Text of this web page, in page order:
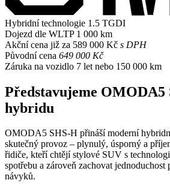
Hybridní technologie 1.5 TGDI
Dojezd dle WLTP 1 000 km
Akční cena již za 589 000 Kč s DPH
Původní cena 649 000 Kč
Záruka na vozidlo 7 let nebo 150 000 km
Představujeme OMODA5
hybridu
OMODA5 SHS-H přináší moderní
skutečný provoz – plynulý, úsporný a
řidiče, kteří chtějí stylové SUV s
spotřebu a zároveň zachovat
návyků.